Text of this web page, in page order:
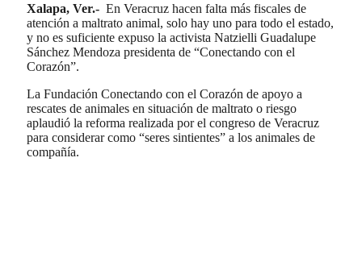
Xalapa, Ver.- En Veracruz hacen falta más fiscales de
atención a maltrato animal, solo hay uno para todo el estado,
y no es suficiente expuso la activista Natzielli Guadalupe
Sánchez Mendoza presidenta de “Conectando con el
Corazón”.
La Fundación Conectando con el Corazón de apoyo a
rescates de animales en situación de maltrato o riesgo
aplaudió la reforma realizada por el congreso de Veracruz
para considerar como “seres sintientes” a los animales de
compañía.